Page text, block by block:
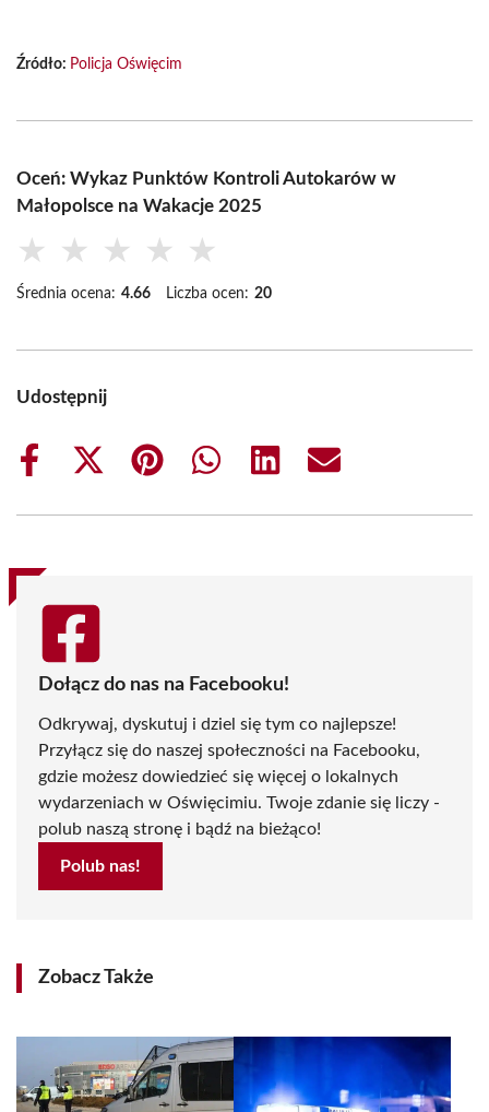
Źródło: Policja Oświęcim
Oceń: Wykaz Punktów Kontroli Autokarów w
Małopolsce na Wakacje 2025
★ ★ ★ ★ ★
Średnia ocena: 4.66 Liczba ocen: 20
Udostępnij
Share
Share
(Twitter)
Share
Share
Share
Share
Dołącz do nas na Facebooku!
Odkrywaj, dyskutuj i dziel się tym co najlepsze!
Przyłącz się do naszej społeczności na Facebooku,
gdzie możesz dowiedzieć się więcej o lokalnych
wydarzeniach w Oświęcimiu. Twoje zdanie się liczy -
polub naszą stronę i bądź na bieżąco!
Polub nas!
Zobacz Także